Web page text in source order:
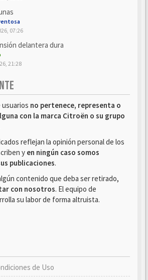
07:26
delantera dura
21:28
usuarios no pertenece, representa o
con la marca Citroën o su grupo
reflejan la opinión personal de los
y en ningún caso somos
publicaciones.
contenido que deba ser retirado,
con nosotros. El equipo de
su labor de forma altruista.
de Uso